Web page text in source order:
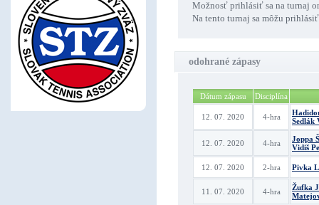
Možnosť prihlásiť sa na turnaj
Na tento turnaj sa môžu
odohrané zápasy
Dátum zápasu Disciplína
12. 07. 2020 4-hra
Sedlák
12. 07. 2020 4-hra
Joppa
Vidiš
12. 07. 2020 2-hra Pivka
11. 07. 2020 4-hra
Žufka